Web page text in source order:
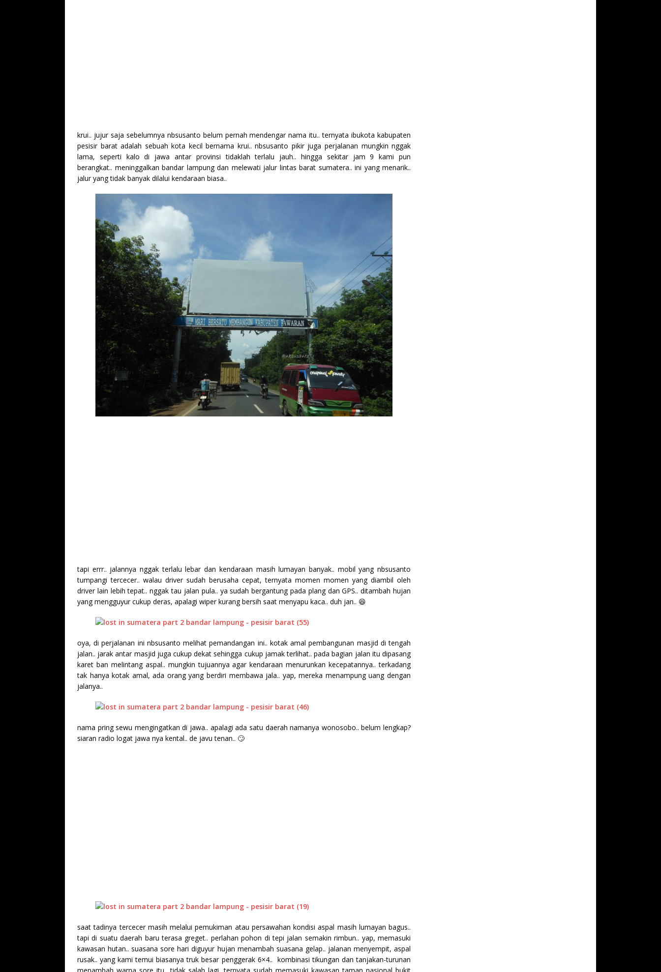
krui.. jujur saja sebelumnya nbsusanto belum pernah mendengar nama itu.. ternyata ibukota kabupaten
pesisir barat adalah sebuah kota kecil bernama krui.. nbsusanto pikir juga perjalanan mungkin nggak
lama, seperti kalo di jawa antar provinsi tidaklah terlalu jauh.. hingga sekitar jam 9 kami pun
berangkat.. meninggalkan bandar lampung dan melewati jalur lintas barat sumatera.. ini yang menarik..
jalur yang tidak banyak dilalui kendaraan biasa..
tapi errr.. jalannya nggak terlalu lebar dan kendaraan masih lumayan banyak.. mobil yang nbsusanto
tumpangi tercecer.. walau driver sudah berusaha cepat, ternyata momen momen yang diambil oleh
driver lain lebih tepat.. nggak tau jalan pula.. ya sudah bergantung pada plang dan GPS.. ditambah hujan
yang mengguyur cukup deras, apalagi wiper kurang bersih saat menyapu kaca.. duh jan.. 😆
oya, di perjalanan ini nbsusanto melihat pemandangan ini.. kotak amal pembangunan masjid di tengah
jalan.. jarak antar masjid juga cukup dekat sehingga cukup jamak terlihat.. pada bagian jalan itu dipasang
karet ban melintang aspal.. mungkin tujuannya agar kendaraan menurunkan kecepatannya.. terkadang
tak hanya kotak amal, ada orang yang berdiri membawa jala.. yap, mereka menampung uang dengan
jalanya..
nama pring sewu mengingatkan di jawa.. apalagi ada satu daerah namanya wonosobo.. belum lengkap?
siaran radio logat jawa nya kental.. de javu tenan.. 🙄
saat tadinya tercecer masih melalui pemukiman atau persawahan kondisi aspal masih lumayan bagus..
tapi di suatu daerah baru terasa greget.. perlahan pohon di tepi jalan semakin rimbun.. yap, memasuki
kawasan hutan.. suasana sore hari diguyur hujan menambah suasana gelap.. jalanan menyempit, aspal
rusak.. yang kami temui biasanya truk besar penggerak 6×4.. kombinasi tikungan dan tanjakan-turunan
menambah warna sore itu.. tidak salah lagi, ternyata sudah memasuki kawasan taman nasional bukit